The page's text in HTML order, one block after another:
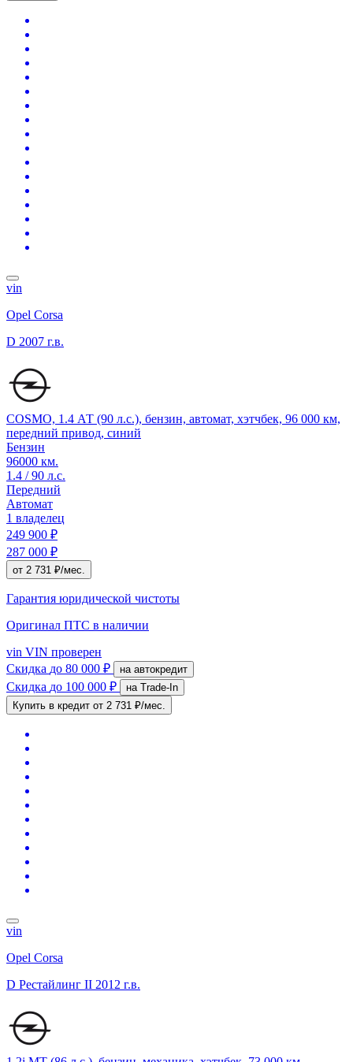
vin
Opel Corsa
D 2007 г.в.
COSMO, 1.4 АТ (90 л.с.), бензин, автомат, хэтчбек, 96 000 км,
передний привод, синий
Бензин
96000 км.
1.4 / 90 л.с.
Передний
Автомат
1 владелец
249 900 ₽
287 000 ₽
от 2 731 ₽/мес.
Гарантия юридической чистоты
Оригинал ПТС в наличии
vin VIN проверен
Скидка до 80 000 ₽ на автокредит
Скидка до 100 000 ₽
на Trade-In
Купить в кредит от 2 731 ₽/мес.
vin
Opel Corsa
D Рестайлинг II 2012 г.в.